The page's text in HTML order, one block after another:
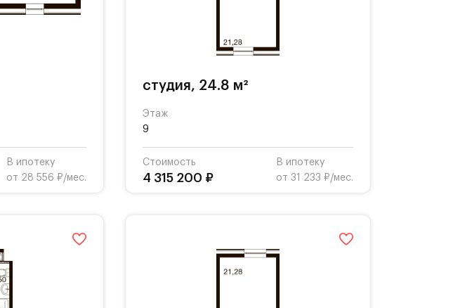
В ипотеку
от 28 556 ₽/мес.
студия, 24.8 м²
Этаж
9
Стоимость
4 315 200 ₽
В ипотеку
от 31 233 ₽/мес.